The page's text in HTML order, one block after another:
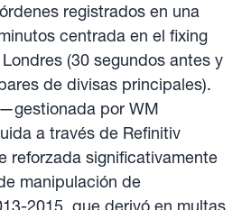
registrados en una
centrada en el fixing
(30 segundos antes y
de divisas principales).
por WM
a través de Refinitiv
reforzada significativamente
manipulación de